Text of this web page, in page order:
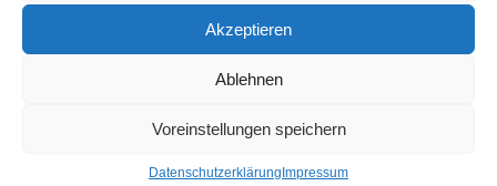
Akzeptieren
Ablehnen
Voreinstellungen speichern
Datenschutzerklärung Impressum